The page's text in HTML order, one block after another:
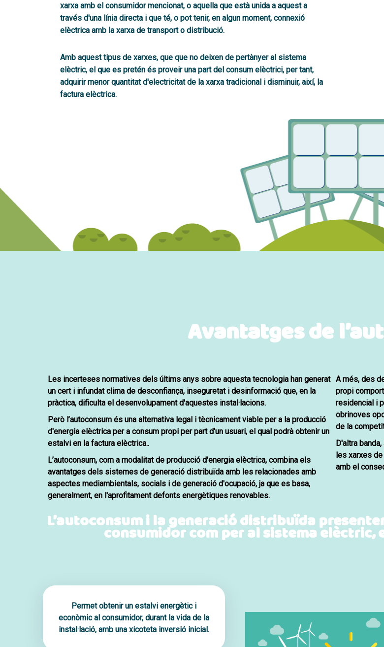
xarxa amb el consumidor mencionat, o aquella que està unida a aquest a
través d'una línia directa i que té, o pot tenir, en algun moment, connexió
elèctrica amb la xarxa de transport o distribució.
Amb aquest tipus de xarxes, que que no deixen de pertànyer al sistema
elèctric, el que es pretén és proveir una part del consum elèctrici, per tant,
adquirir menor quantitat d'electricitat de la xarxa tradicional i disminuir, així, la
factura elèctrica.
Avantatges de
Les incerteses normatives dels últims anys sobre aquesta tecnologia han generat
un cert i infundat clima de desconfiança, inseguretat i desinformació que, en la
pràctica, dificulta el desenvolupament d'aquestes instal·lacions.
Però l’autoconsum és una alternativa legal i tècnicament viable per a la producció
d'energia elèctrica per a consum propi per part d'un usuari, el qual podrà obtenirun
estalvi en la factura elèctrica..
L’autoconsum, com a modalitat de producció d'energia elèctrica, combina els
avantatges dels sistemes de generació distribuïda amb les relacionades amb
aspectes mediambientals, socials i de generació d'ocupació, ja que es basa,
generalment, en l'aprofitament defonts energètiques renovables.
A més, des
propi
residencial i
obrinoves
de la
D'altra
les xarxes
amb el
L’autoconsum i la generació distribuïda
consumidor com per al sistema elèctric,
Permet obtenir un estalvi energètic i
econòmical consumidor, durant la vida de la
instal·lació, amb una xicoteta inversió inicial.